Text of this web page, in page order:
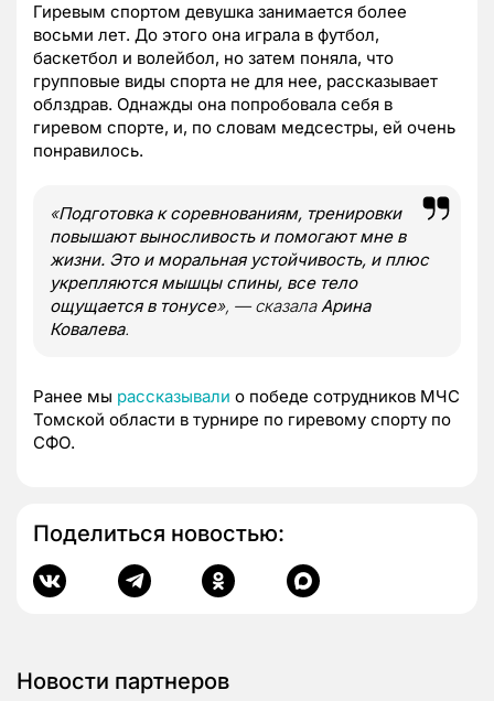
Гиревым спортом девушка занимается более
восьми лет. До этого она играла в футбол,
баскетбол и волейбол, но затем поняла, что
групповые виды спорта не для нее, рассказывает
облздрав. Однажды она попробовала себя в
гиревом спорте, и, по словам медсестры, ей очень
понравилось.
«Подготовка к соревнованиям, тренировки
повышают выносливость и помогают мне в
жизни. Это и моральная устойчивость, и плюс
укрепляются мышцы спины, все тело
ощущается в тонусе», — сказалаАрина
Ковалева.
Ранее мы рассказывали о победе сотрудников МЧС
Томской области в турнире по гиревому спорту по
СФО.
Поделиться новостью:
Новости партнеров